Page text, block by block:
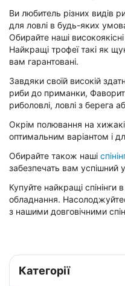
Ви любитель різних видів
для ловлі в будь-яких
Обирайте наші
Найкращі трофеї такі як
вам гарантовані.
Завдяки своїй високій
риби до приманки, Фаворит
риболовлі, ловлі з берега
Окрім полювання на
оптимальним варіантом і
Обирайте також наші
забезпечать вам успішний
Купуйте найкращі
обладнання.
з нашими довговічними
Категорії